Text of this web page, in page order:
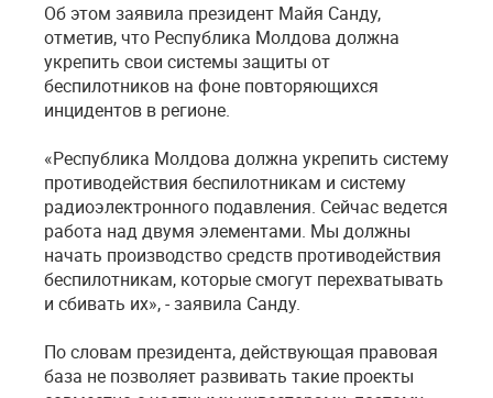
Об этом заявила президент Майя Санду,
отметив, что Республика Молдова должна
укрепить свои системы защиты от
беспилотников на фоне повторяющихся
инцидентов в регионе.
«Республика Молдова должна укрепить систему
противодействия беспилотникам и систему
радиоэлектронного подавления. Сейчас ведется
работа над двумя элементами. Мы должны
начать производство средств противодействия
беспилотникам, которые смогут перехватывать
и сбивать их», - заявила Санду.
По словам президента, действующая правовая
база не позволяет развивать такие проекты